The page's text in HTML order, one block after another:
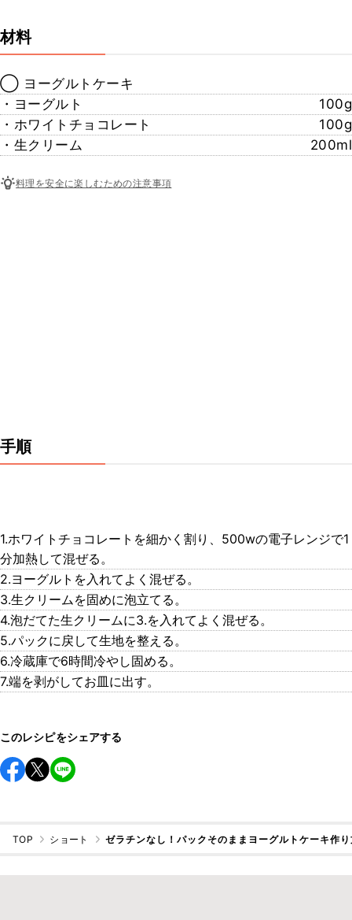
材料
◯ ヨーグルトケーキ
・ヨーグルト
100g
・ホワイトチョコレート
100g
・生クリーム
200ml
料理を安全に楽しむための注意事項
手順
1.ホワイトチョコレートを細かく割り、500wの電子レンジで1
分加熱して混ぜる。
2.ヨーグルトを入れてよく混ぜる。
3.生クリームを固めに泡立てる。
4.泡だてた生クリームに3.を入れてよく混ぜる。
5.パックに戻して生地を整える。
6.冷蔵庫で6時間冷やし固める。
7.端を剥がしてお皿に出す。
このレシピをシェアする
TOP ショート ゼラチンなし！パックそのままヨーグルトケーキ作